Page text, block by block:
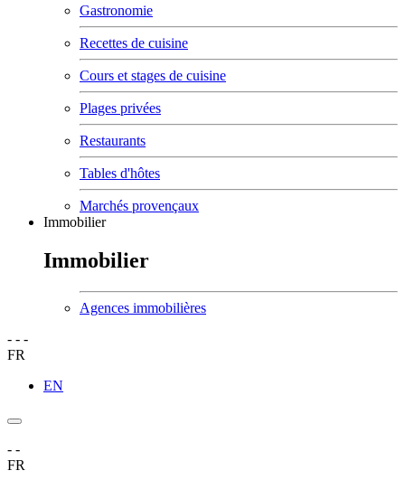
Gastronomie
Recettes de cuisine
Cours et stages de cuisine
Plages privées
Restaurants
Tables d'hôtes
Marchés provençaux
Immobilier
Immobilier
Agences immobilières
- - -
FR
EN
- -
FR